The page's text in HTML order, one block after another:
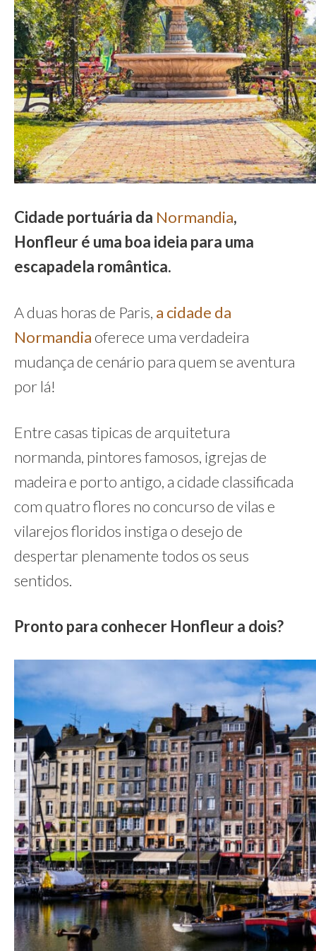
Cidade portuária da Normandia,
Honfleur é uma boa ideia para uma
escapadela romântica.
A duas horas de Paris, a cidade da
Normandia oferece uma verdadeira
mudança de cenário para quem se aventura
por lá!
Entre casas tipicas de arquitetura
normanda, pintores famosos, igrejas de
madeira e porto antigo, a cidade classificada
com quatro flores no concurso de vilas e
vilarejos floridos instiga o desejo de
despertar plenamente todos os seus
sentidos.
Pronto para conhecer Honfleur a dois?